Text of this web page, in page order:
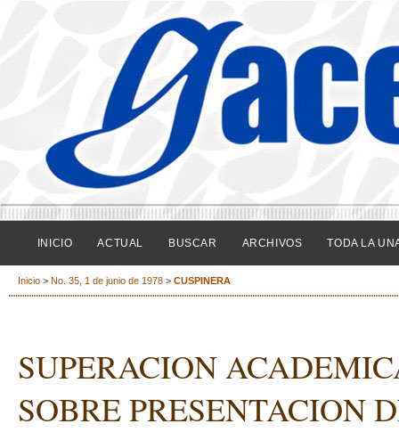
INICIO ACTUAL BUSCAR ARCHIVOS TODA LA
Inicio > No. 35, 1 de junio de 1978 > CUSPINERA
SUPERACION
SOBRE PRESENTACION